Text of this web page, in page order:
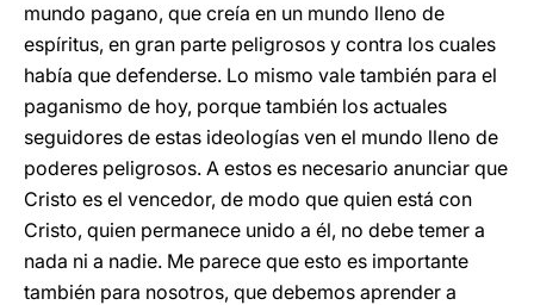
mundo pagano, que creía en un mundo lleno de
espíritus, en gran parte peligrosos y contra los cuales
había que defenderse. Lo mismo vale también para el
paganismo de hoy, porque también los actuales
seguidores de estas ideologías ven el mundo lleno de
poderes peligrosos. A estos es necesario anunciar que
Cristo es el vencedor, de modo que quien está con
Cristo, quien permanece unido a él, no debe temer a
nada ni a nadie. Me parece que esto es importante
también para nosotros, que debemos aprender a